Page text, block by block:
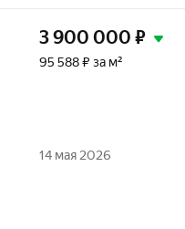
3 900 000 ₽
95 588 ₽ за м²
14 мая 2026